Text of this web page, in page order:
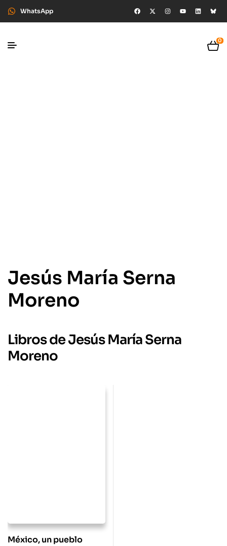
WhatsApp
0
Jesús María Serna
Moreno
Libros de Jesús María Serna
Moreno
México, un pueblo